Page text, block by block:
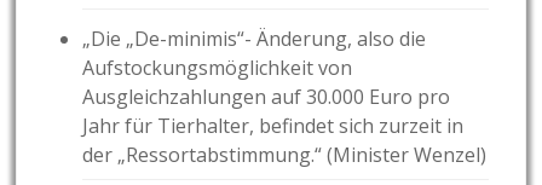
„Die „De-minimis“- Änderung, also die
Aufstockungsmöglichkeit von
Ausgleichzahlungen auf 30.000 Euro pro
Jahr für Tierhalter, befindet sich zurzeit in
der „Ressortabstimmung.“ (Minister Wenzel)